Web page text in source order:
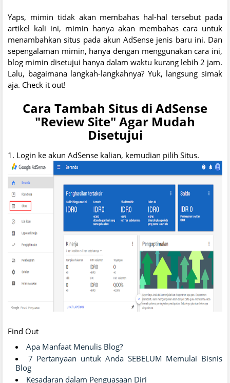
Yaps, mimin tidak akan membahas hal-hal tersebut pada
artikel kali ini, mimin hanya akan membahas cara untuk
menambahkan situs pada akun AdSense jenis baru ini. Dan
sepengalaman mimin, hanya dengan menggunakan cara ini,
blog mimin disetujui hanya dalam waktu kurang lebih 2 jam.
Lalu, bagaimana langkah-langkahnya? Yuk, langsung simak
aja. Check it out!
Cara Tambah Situs di AdSense
"Review Site" Agar Mudah
Disetujui
1. Login ke akun AdSense kalian, kemudian pilih Situs.
Find Out
Apa Manfaat Menulis Blog?
7 Pertanyaan untuk Anda SEBELUM Memulai Bisnis
Blog
Kesadaran dalam Penguasaan Diri